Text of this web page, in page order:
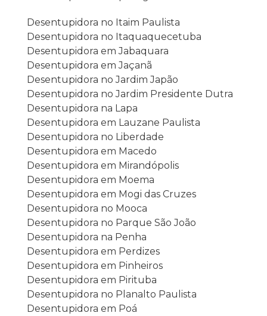
Desentupidora no Itaim Paulista
Desentupidora no Itaquaquecetuba
Desentupidora em Jabaquara
Desentupidora em Jaçanã
Desentupidora no Jardim Japão
Desentupidora no Jardim Presidente Dutra
Desentupidora na Lapa
Desentupidora em Lauzane Paulista
Desentupidora no Liberdade
Desentupidora em Macedo
Desentupidora em Mirandópolis
Desentupidora em Moema
Desentupidora em Mogi das Cruzes
Desentupidora no Mooca
Desentupidora no Parque São João
Desentupidora na Penha
Desentupidora em Perdizes
Desentupidora em Pinheiros
Desentupidora em Pirituba
Desentupidora no Planalto Paulista
Desentupidora em Poá